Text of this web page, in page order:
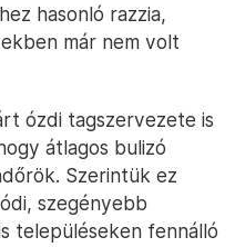
hasonló razzia,
már nem volt
ózdi tagszervezete is
átlagos bulizó
Szerintük ez
szegényebb
településeken fennálló